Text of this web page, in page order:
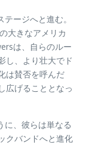
ージへと進む。
大きなアメリカ
は、自らのルー
し、より壮大でド
は賛否を呼んだ
広げることとなっ
に、彼らは単なる
クバンドへと進化